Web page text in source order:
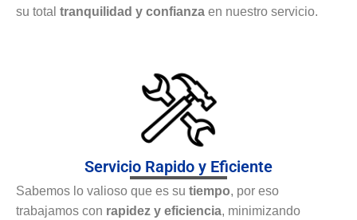
su total tranquilidad y confianza en nuestro servicio.
Servicio Rapido y Eficiente
Sabemos lo valioso que es su tiempo, por eso
trabajamos con rapidez y eficiencia, minimizando